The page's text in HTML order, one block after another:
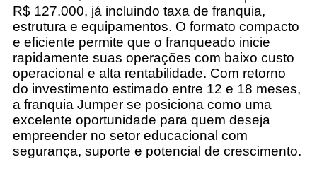
R$ 127.000, já incluindo taxa de franquia,
estrutura e equipamentos. O formato compacto
e eficiente permite que o franqueado inicie
rapidamente suas operações com baixo custo
operacional e alta rentabilidade. Com retorno
do investimento estimado entre 12 e 18 meses,
a franquia Jumper se posiciona como uma
excelente oportunidade para quem deseja
empreender no setor educacional com
segurança, suporte e potencial de crescimento.